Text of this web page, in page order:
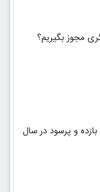
مجوز بگیریم؟
و پرسود در سال